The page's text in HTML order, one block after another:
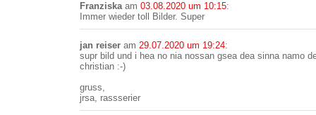
Franziskaam 03.08.2020 um 10:15:
Immer wieder toll Bilder. Super
jan reiser am 29.07.2020 um 19:24:
supr bild und i hea no nia nossan gsea dea sinna namo
christian :-)
gruss,
jrsa, rassserier